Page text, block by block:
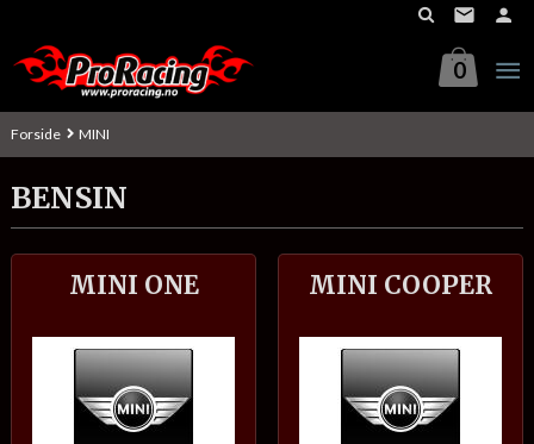
innholdet
0
Forside MINI
BENSIN
MINI ONE MINI COOPER